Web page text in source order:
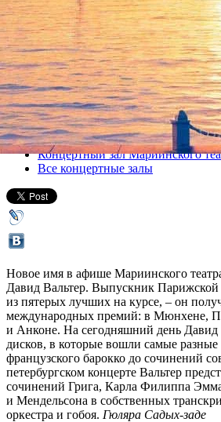
Давид Вальтер
17 декабря 2011, суббота,19.00
Версия для печати
Все концерты
Концертный зал Мариинского
Все концертные залы
Новое имя в афише Мариинского
Давид Вальтер. Выпускник Парижской
из пятерых лучших на курсе, – он
международных премий: в Мюнхене,
и Анконе. На сегодняшний день Давид
дисков, в которые вошли самые разные
французского барокко до сочинений
петербургском концерте Вальтер
сочинений Грига, Карла Филиппа
и Мендельсона в собственных
оркестра и гобоя. Гюляра Садых-заде